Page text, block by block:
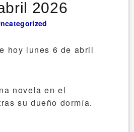
2026
hoy lunes 6 de abril
novela en el
su dueño dormía.